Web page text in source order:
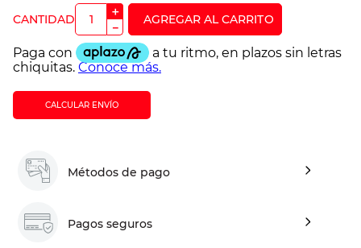
＋
－
CALCULAR ENVÍO
Métodos de pago
Pagos seguros